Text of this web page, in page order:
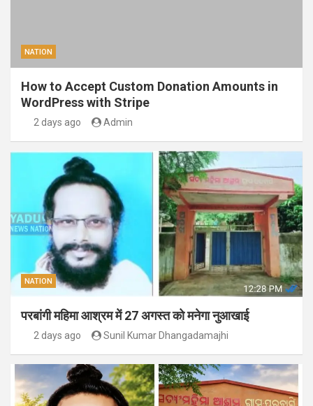
NATION
How to Accept Custom Donation Amounts in
WordPress with Stripe
2 days ago Admin
NATION
परबांगी महिमा आश्रम में 27 अगस्त को मनेगा नुआखाई
2 days ago Sunil Kumar Dhangadamajhi